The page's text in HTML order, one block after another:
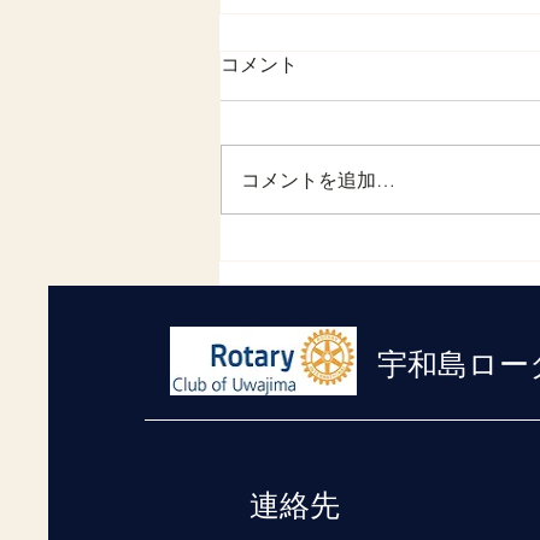
令和５年１月の月間予定を更
当クラブのホームページで、令和
５年の１月月間予定を公開いたし
ましたのでお知らせいたします。
一回目の例会は恒例の新年家族会
家族会とは呼んでおりますが、お
一人様での参加も大歓迎です。会
員各...
コメント
コメントを追加…
宇和島ロ
連絡先